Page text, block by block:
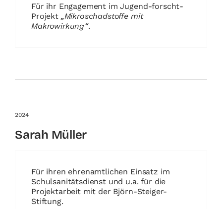
Für ihr Engagement im Jugend-forscht-
Projekt „Mikroschadstoffe mit
Makrowirkung“.
2024
Sarah Müller
Für ihren ehrenamtlichen Einsatz im
Schulsanitätsdienst und u.a. für die
Projektarbeit mit der Björn-Steiger-
Stiftung.